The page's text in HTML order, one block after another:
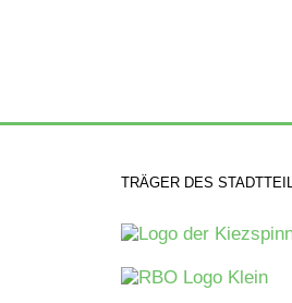
TRÄGER DES